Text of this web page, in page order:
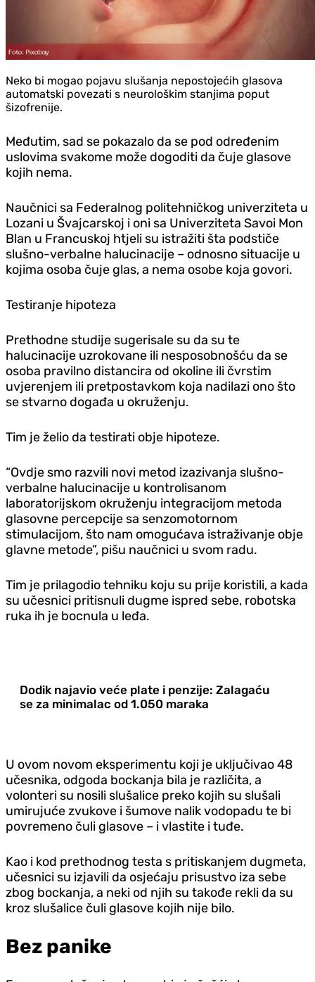
Neko bi mogao pojavu slušanja nepostojećih glasova
automatski povezati s neurološkim stanjima poput
šizofrenije.
Međutim, sad se pokazalo da se pod određenim
uslovima svakome može dogoditi da čuje glasove
kojih nema.
Naučnici sa Federalnog politehničkog univerziteta u
Lozani u Švajcarskoj i oni sa Univerziteta Savoi Mon
Blan u Francuskoj htjeli su istražiti šta podstiče
slušno-verbalne halucinacije – odnosno situacije u
kojima osoba čuje glas, a nema osobe koja govori.
Testiranje hipoteza
Prethodne studije sugerisale su da su te
halucinacije uzrokovane ili nesposobnošću da se
osoba pravilno distancira od okoline ili čvrstim
uvjerenjem ili pretpostavkom koja nadilazi ono što
se stvarno događa u okruženju.
Tim je želio da testirati obje hipoteze.
“Ovdje smo razvili novi metod izazivanja slušno-
verbalne halucinacije u kontrolisanom
laboratorijskom okruženju integracijom metoda
glasovne percepcije sa senzomotornom
stimulacijom, što nam omogućava istraživanje obje
glavne metode”, pišu naučnici u svom radu.
Tim je prilagodio tehniku koju su prije koristili, a kada
su učesnici pritisnuli dugme ispred sebe, robotska
ruka ih je bocnula u leđa.
Dodik najavio veće plate i penzije: Zalagaću
se za minimalac od 1.050 maraka
U ovom novom eksperimentu koji je uključivao 48
učesnika, odgoda bockanja bila je različita, a
volonteri su nosili slušalice preko kojih su slušali
umirujuće zvukove i šumove nalik vodopadu te bi
povremeno čuli glasove – i vlastite i tuđe.
Kao i kod prethodnog testa s pritiskanjem dugmeta,
učesnici su izjavili da osjećaju prisustvo iza sebe
zbog bockanja, a neki od njih su takođe rekli da su
kroz slušalice čuli glasove kojih nije bilo.
Bez panike